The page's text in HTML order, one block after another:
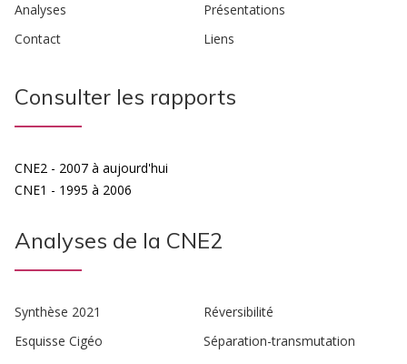
Analyses
Présentations
Contact
Liens
Consulter les rapports
CNE2 - 2007 à aujourd'hui
CNE1 - 1995 à 2006
Analyses de la CNE2
Synthèse 2021
Réversibilité
Esquisse Cigéo
Séparation-transmutation